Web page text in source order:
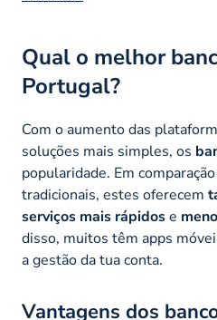
Qual o melhor
Portugal?
Com o aumento das
soluções mais simples, os
popularidade. Em
tradicionais, estes oferecem
serviços mais rápidose
disso, muitos têm apps
a gestão da tua conta.
Vantagens dos